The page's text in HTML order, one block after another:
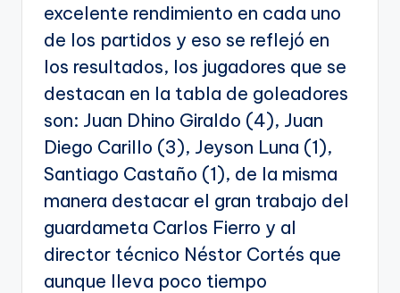
excelente rendimiento en cada uno
de los partidos y eso se reflejó en
los resultados, los jugadores que se
destacan en la tabla de goleadores
son: Juan Dhino Giraldo (4), Juan
Diego Carillo (3), Jeyson Luna (1),
Santiago Castaño (1), de la misma
manera destacar el gran trabajo del
guardameta Carlos Fierro y al
director técnico Néstor Cortés que
aunque lleva poco tiempo